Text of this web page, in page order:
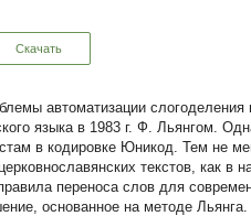
Скачать
автоматизации
языка в 1983 г. Ф. Льянгом.
в кодировке Юникод. Тем не
текстов, как
переноса слов для
основанное на методе